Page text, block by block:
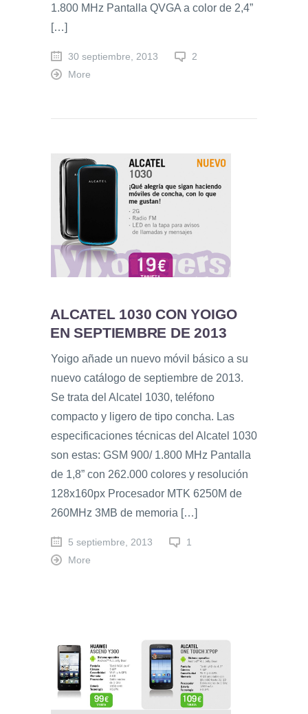
1.800 MHz Pantalla QVGA a color de 2,4”
[…]
30 septiembre, 2013
2
More
ALCATEL 1030 CON YOIGO
EN SEPTIEMBRE DE 2013
Yoigo añade un nuevo móvil básico a su
nuevo catálogo de septiembre de 2013.
Se trata del Alcatel 1030, teléfono
compacto y ligero de tipo concha. Las
especificaciones técnicas del Alcatel 1030
son estas: GSM 900/ 1.800 MHz Pantalla
de 1,8” con 262.000 colores y resolución
128x160px Procesador MTK 6250M de
260MHz 3MB de memoria […]
5 septiembre, 2013
1
More